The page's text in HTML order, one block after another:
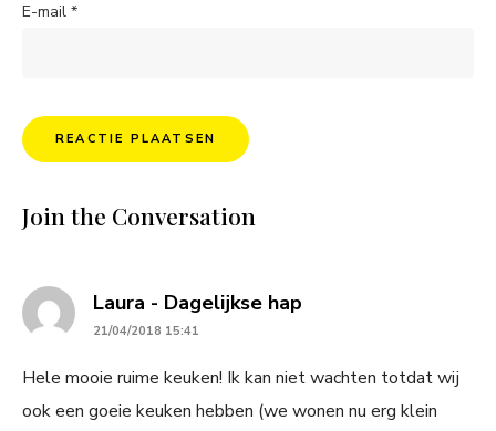
E-mail *
Join the Conversation
Laura - Dagelijkse hap
21/04/2018 15:41
Hele mooie ruime keuken! Ik kan niet wachten totdat wij
ook een goeie keuken hebben (we wonen nu erg klein